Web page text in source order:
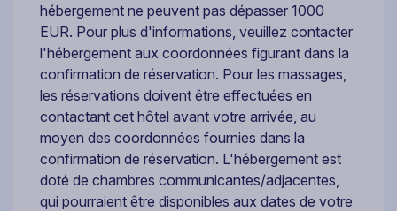
hébergement ne peuvent pas dépasser 1000
EUR. Pour plus d'informations, veuillez contacter
l'hébergement aux coordonnées figurant dans la
confirmation de réservation. Pour les massages,
les réservations doivent être effectuées en
contactant cet hôtel avant votre arrivée, au
moyen des coordonnées fournies dans la
confirmation de réservation. L'hébergement est
doté de chambres communicantes/adjacentes,
qui pourraient être disponibles aux dates de votre